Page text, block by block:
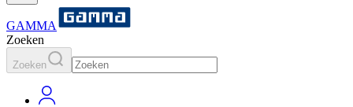
GAMMA
Zoeken
Zoeken